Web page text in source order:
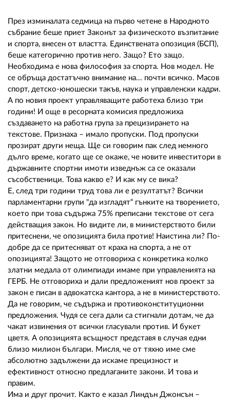
През изминалата седмица на първо четене в Народното
събрание беше приет Законът за физическото възпитание
и спорта, внесен от властта. Единствената опозиция (БСП),
беше категорично против него. Защо? Ето защо.
Необходима е нова философия за спорта. Нов модел. Не
се обръща достатъчно внимание на... почти всичко. Масов
спорт, детско-юношески такъв, наука и управленски кадри.
А по новия проект управляващите работеха близо три
години! И още в ресорната комисия предложиха
създаването на работна група за прецизирането на
текстове. Признаха – имало пропуски. Под пропуски
прозират други неща. Ще си говорим пак след немного
дълго време, когато ще се окаже, че новите инвеститори в
държавните спортни имоти изведнъж са се оказали
съсобственици. Това какво е? И как му се вика?
Е, след три години труд това ли е резултатът? Всички
парламентарни групи "да изгладят“ гънките на творението,
което при това съдържа 75% преписани текстове от сега
действащия закон. Но видите ли, в министерството били
притеснени, че опозицията била против! Наистина ли? По-
добре да се притесняват от краха на спорта, а не от
опозицията! Защото не отговориха с конкретика колко
златни медала от олимпиади имаме при управленията на
ГЕРБ. Не отговориха и дали предложеният нов проект за
закон е писан в адвокатска кантора, а не в министерството.
Да не говорим, че съдържа и противоконституционни
предложения. Чудя се сега дали са стигнали дотам, че да
чакат извинения от всички гласували против. И букет
цветя. А опозицията всъщност представя в случая едни
близо милион българи. Мисля, че от тяхно име сме
абсолютно задължени да искаме прецизност и
ефективност относно предлаганите закони. И това и
правим.
Има и друг прочит. Както е казал Линдън Джонсън –
КОНТАКТИ
РЕКЛАМА
АБОНАМЕНТ
УСЛОВИЯ ЗА ПОЛЗВАНЕ
ПОЛИТИКАТА ЗА
ПОВЕРИТЕЛНОСТ
02 975 20 35